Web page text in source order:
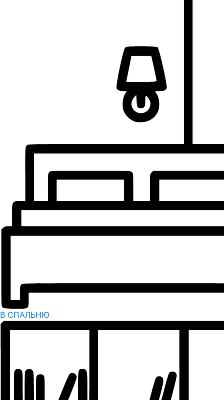
В СПАЛЬНЮ